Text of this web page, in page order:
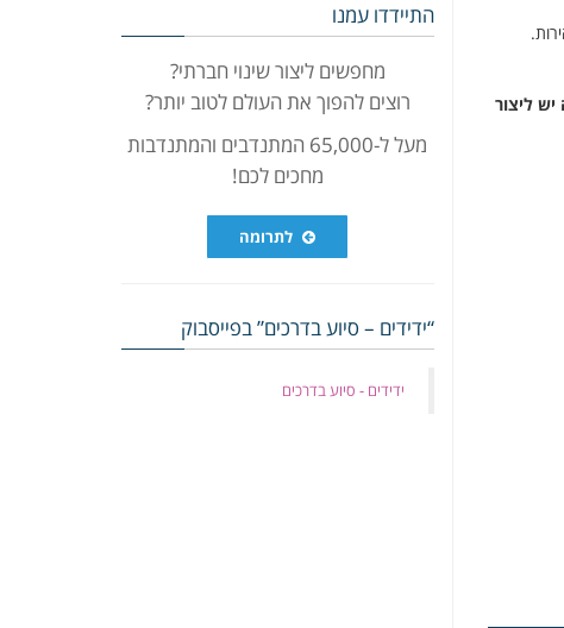
ליצור
התיידדו עמנו
מחפשים ליצור שינוי חברתי?
רוצים להפוך את העולם לטוב יותר?
מעל ל-65,000 המתנדבים והמתנדבות
מחכים לכם!
לתרומה
“ידידים – סיוע בדרכים” בפייסבוק
‏ידידים - סיוע בדרכים